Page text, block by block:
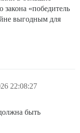
«победитель
выгодным для
22:08:27
быть